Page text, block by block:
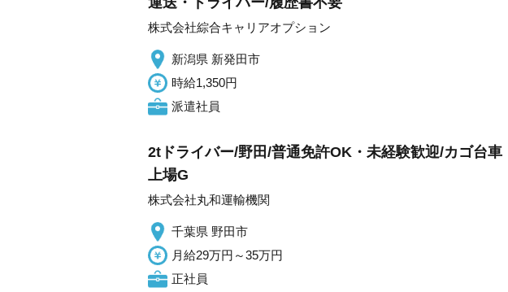
株式会社綜合キャリアオプション
新潟県 新発田市
時給1,350円
派遣社員
2tドライバー/野田/普通免許OK・未経験歓迎/カゴ台
上場G
株式会社丸和運輸機関
千葉県 野田市
月給29万円～35万円
正社員